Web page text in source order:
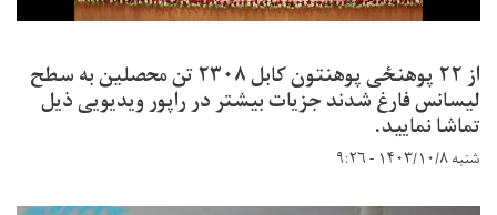
از ۲۲ پوهنځی پوهنتون کابل ۲۳۰۸ تن محصلین به سطح
لیسانس فارغ شدند جزیات بیشتر در راپور ویدیویی ذیل
تماشا نمایید.
شنبه ۱۴۰۳/۱۰/۸ - ۹:۲۶